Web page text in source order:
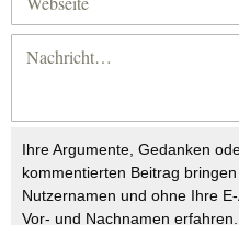
Ihre Argumente, Gedanken
kommentierten Beitrag
Nutzernamen und ohne Ihre
Vor- und Nachnamen erfahren.